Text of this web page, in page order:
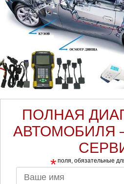
ПОЛНАЯ
АВТОМОБИЛЯ
* поля, обязательные